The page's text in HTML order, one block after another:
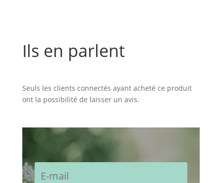
Ils en parlent
Seuls les clients connectés ayant acheté ce produit
ont la possibilité de laisser un avis.